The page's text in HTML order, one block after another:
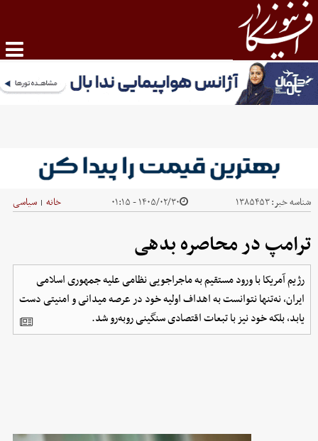
شناسه خبر:۱۳۸۵۴۵۳ ۱۴۰۵/۰۲/۳۰ - ۰۱:۱۵ خانه | سیاسی
ترامپ در محاصره بدهی
رژیم آمریکا با ورود مستقیم به ماجراجویی نظامی علیه جمهوری اسلامی
ایران، نه‌تنها نتوانست به اهداف اولیه خود در عرصه میدانی و امنیتی دست
یابد، بلکه خود نیز با تبعات اقتصادی سنگینی روبه‌رو شد.